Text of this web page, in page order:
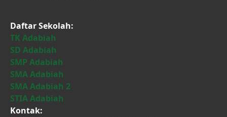
Daftar Sekolah:
TK Adabiah
SD Adabiah
SMP Adabiah
SMA Adabiah
SMA Adabiah 2
STIA Adabiah
Kontak: